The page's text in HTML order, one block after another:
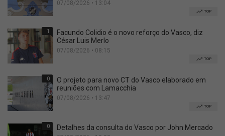
07/08/2026 • 13:04
TOP
1
Facundo Colidio é o novo reforço do Vasco, diz
César Luis Merlo
07/08/2026 • 08:15
TOP
0
O projeto para novo CT do Vasco elaborado em
reuniões com Lamacchia
07/08/2026 • 13:47
TOP
0 Detalhes da consulta do Vasco por John Mercado